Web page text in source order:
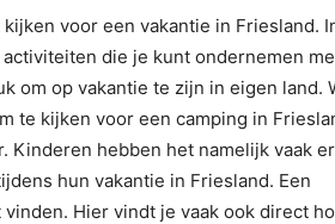
voor een vakantie in Friesland.
die je kunt ondernemen
om op vakantie te zijn in eigen land.
te kijken voor een camping in
Kinderen hebben het namelijk vaak
hun vakantie in Friesland. Een
Hier vindt je vaak ook direct